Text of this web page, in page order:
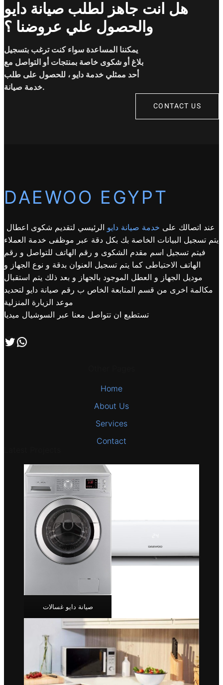
هل انت جاهز لطلب صيانة دايو
والحصول علي عروضنا ؟
يمكننا المساعدة سواء كنت ترغب بتسجيل
بلاغ أو شكوى خاصة بمنتجات أو التواصل مع
أحد ممثلي خدمة دايو ، للحصول على طلب
خدمة صيانة.
CONTACT US
DAEWOO EGYPT
عند اتصالك على خدمة صيانة دايو الرئيسي لتقديم شكوى اعطال
يتم تسجيل البيانات الخاصة بك بكل دقة عبر موظفى خدمة العملاء
فيتم تسجيل اسم مقدم الشكوى و رقم الهاتف للتواصل و رقم
الهاتف الاحتياطى كما يتم تسجيل العنوان بدقة و نوع الجهاز و
موديل الجهاز و العطل الموجود بالجهاز و بعد ذلك يتم استقبال
مكالمة اخرى من قسم المتابعة الخاص ب رقم صيانة دايو لتحديد
موعد الزيارة المنزلية
تستطيع ان تتواصل معنا عبر السوشيال ميديا
تابعنا علي صفحة التويتر اتصل بنا علي طريق الوتساب
Home
About Us
Services
Contact
صيانة دايو غسالات